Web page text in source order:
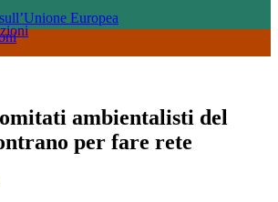
Europea
ambientalisti del
per fare rete